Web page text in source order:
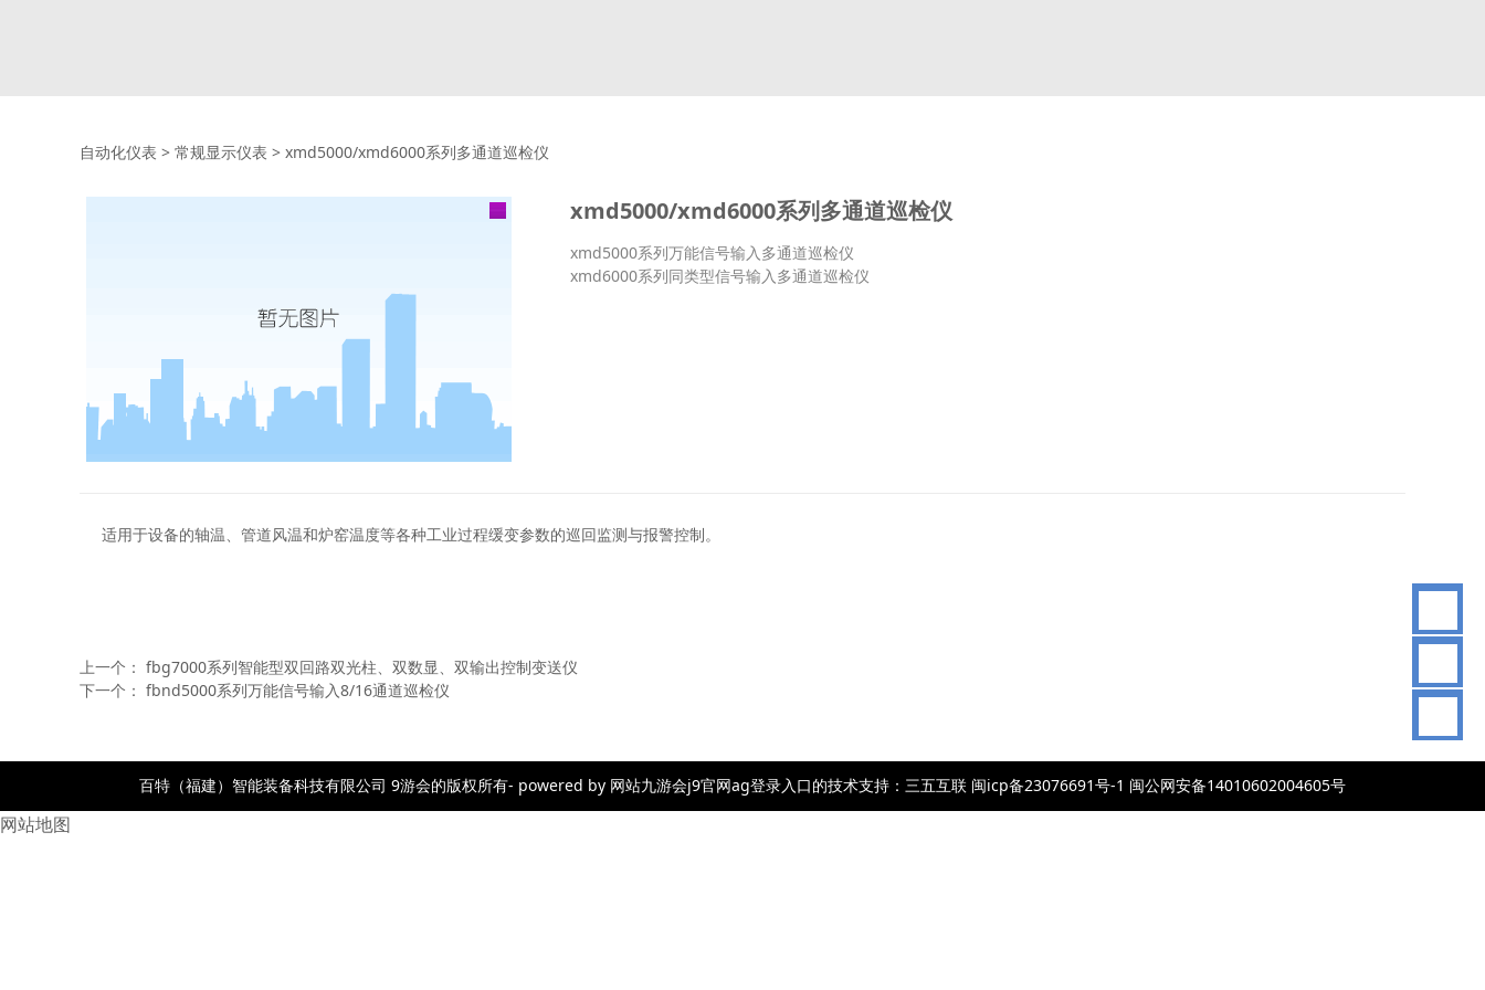
自动化仪表 > 常规显示仪表 > xmd5000/xmd6000系列多通道巡检仪
xmd5000/xmd6000系列多通道巡检仪
xmd5000系列万能信号输入多通道巡检仪
xmd6000系列同类型信号输入多通道巡检仪
适用于设备的轴温、管道风温和炉窑温度等各种工业过程缓变参数的巡回监测与报警控制。
上一个： fbg7000系列智能型双回路双光柱、双数显、双输出控制变送仪
下一个： fbnd5000系列万能信号输入8/16通道巡检仪
百特（福建）智能装备科技有限公司 9游会的版权所有- powered by 网站九游会j9官网ag登录入口的技术支持：三五互联 闽icp备23076691号-1 闽公网安备14010602004605号
网站地图